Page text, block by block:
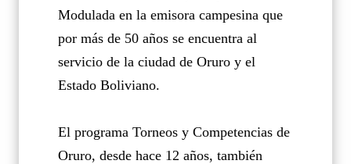
Modulada en la emisora campesina que
por más de 50 años se encuentra al
servicio de la ciudad de Oruro y el
Estado Boliviano.
El programa Torneos y Competencias de
Oruro, desde hace 12 años, también